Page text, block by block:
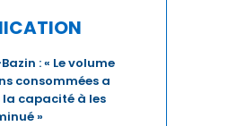
: « Le volume
consommées a
la capacité à les
»